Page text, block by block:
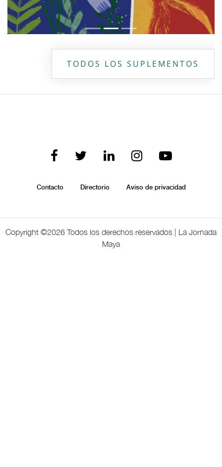
TODOS LOS SUPLEMENTOS
Contacto Directorio Aviso de privacidad
Copyright ©2026 Todos los derechos reservados | La Jornada
Maya